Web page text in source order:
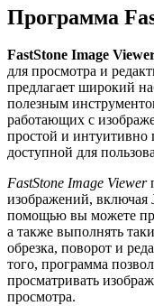
Программа
FastStone Image
для просмотра и
предлагает широкий
полезным
работающих с
простой и интуитивно
доступной для
FastStone Image Viewer
изображений, включая
помощью вы можете
а также выполнять
обрезка, поворот и
того, программа
просматривать
просмотра.